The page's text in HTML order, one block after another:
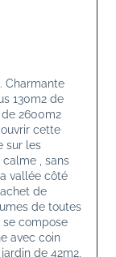
Charmante
130m2 de
2600m2
cette
sur les
, sans
vallée côté
de
de toutes
se compose
avec coin
de 42m2,